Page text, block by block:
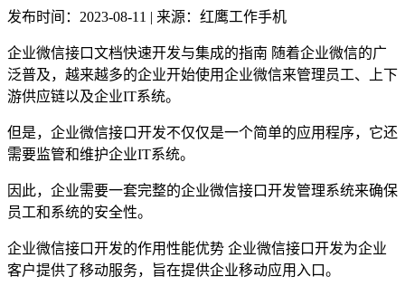
发布时间：2023-08-11 | 来源：红鹰工作手机
企业微信接口文档快速开发与集成的指南 随着企业微信的广
泛普及，越来越多的企业开始使用企业微信来管理员工、上下
游供应链以及企业IT系统。
但是，企业微信接口开发不仅仅是一个简单的应用程序，它还
需要监管和维护企业IT系统。
因此，企业需要一套完整的企业微信接口开发管理系统来确保
员工和系统的安全性。
企业微信接口开发的作用性能优势 企业微信接口开发为企业
客户提供了移动服务，旨在提供企业移动应用入口。